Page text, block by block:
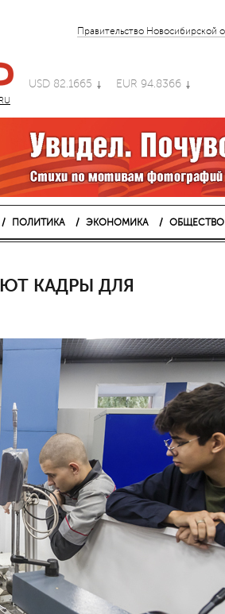
Правительство Новосибирской
USD 82.1665 EUR 94.8366
ПОЛИТИКА ЭКОНОМИКА ОБЩЕСТВО
КАДРЫ ДЛЯ